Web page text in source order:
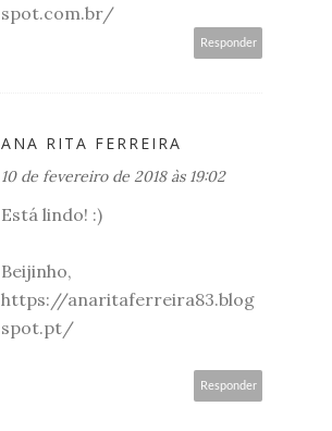
spot.com.br/
Responder
ANA RITA FERREIRA
10 de fevereiro de 2018 às 19:02
Está lindo! :)
Beijinho,
https://anaritaferreira83.blog
spot.pt/
Responder